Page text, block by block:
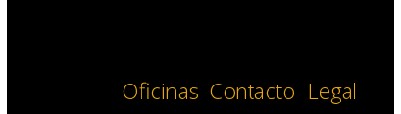
Oficinas Contacto Legal